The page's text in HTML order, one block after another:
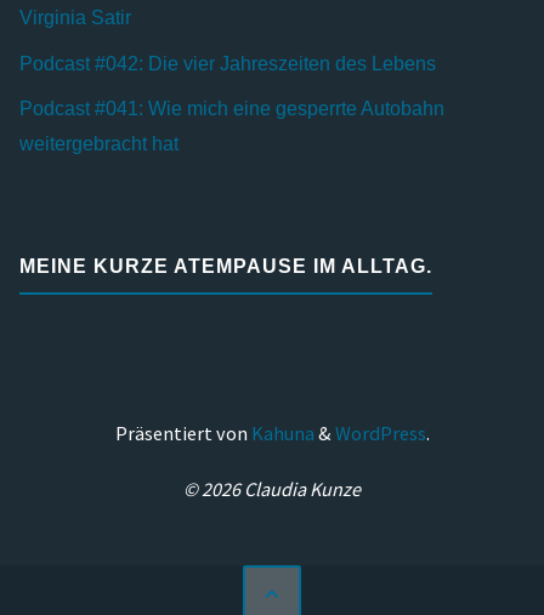
Virginia Satir
Podcast #042: Die vier Jahreszeiten des Lebens
Podcast #041: Wie mich eine gesperrte Autobahn
weitergebracht hat
MEINE KURZE ATEMPAUSE IM ALLTAG.
Präsentiert von Kahuna & WordPress.
© 2026 Claudia Kunze